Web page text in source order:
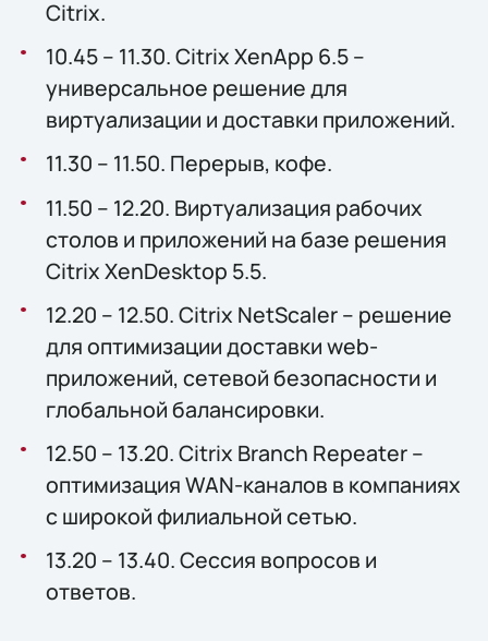
Citrix.
10.45 – 11.30. Citrix XenApp 6.5 –
универсальное решение для
виртуализации и доставки приложений.
11.30 – 11.50. Перерыв, кофе.
11.50 – 12.20. Виртуализация рабочих
столов и приложений на базе решения
Citrix XenDesktop 5.5.
12.20 – 12.50. Citrix NetScaler – решение
для оптимизации доставки web-
приложений, сетевой безопасности и
глобальной балансировки.
12.50 – 13.20. Citrix Branch Repeater –
оптимизация WAN-каналов в компаниях
с широкой филиальной сетью.
13.20 – 13.40. Сессия вопросов и
ответов.